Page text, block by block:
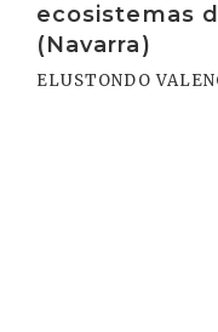
ecosistemas
(Navarra)
ELUSTONDO